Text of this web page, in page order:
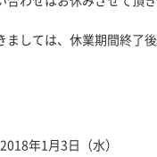
ましては、休業期間終了後
年1月3日（水）